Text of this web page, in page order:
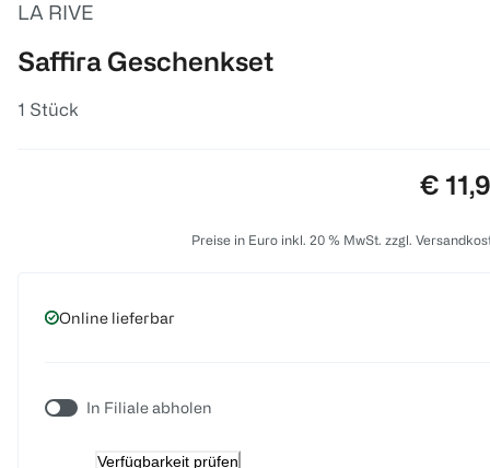
LA RIVE
Saffira Geschenkset
1 Stück
Preis:
€
Preise in Euro inkl. 20 % MwSt. zzgl.
Online lieferbar
In Filiale abholen
Verfügbarkeit prüfen